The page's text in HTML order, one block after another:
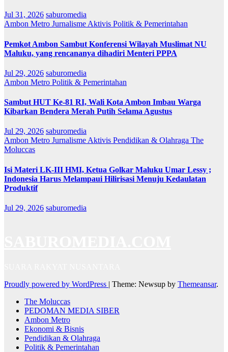
Jul 31, 2026 saburomedia
Ambon Metro Jurnalisme Aktivis Politik & Pemerintahan
Pemkot Ambon Sambut Konferensi Wilayah Muslimat NU
Maluku, yang rencananya dihadiri Menteri PPPA
Jul 29, 2026 saburomedia
Ambon Metro Politik & Pemerintahan
Sambut HUT Ke-81 RI, Wali Kota Ambon Imbau Warga
Kibarkan Bendera Merah Putih Selama Agustus
Jul 29, 2026 saburomedia
Ambon Metro Jurnalisme Aktivis Pendidikan & Olahraga The
Moluccas
Isi Materi LK-III HMI, Ketua Golkar Maluku Umar Lessy ;
Indonesia Harus Melampaui Hilirisasi Menuju Kedaulatan
Produktif
Jul 29, 2026 saburomedia
Proudly powered by WordPress | Theme: Newsup by Themeansar.
The Moluccas
PEDOMAN MEDIA SIBER
Ambon Metro
Ekonomi & Bisnis
Pendidikan & Olahraga
Politik & Pemerintahan